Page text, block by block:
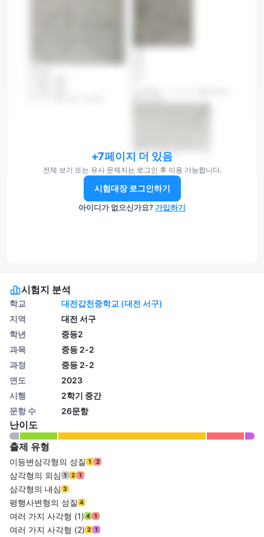
+7페이지 더 있음
전체 보기 또는 유사 문제지는 로그인 후 이용 가능합니다.
시험대장 로그인하기
아이디가 없으신가요?가입하기
시험지 분석
학교
대전갑천중학교 (대전 서구)
지역
대전 서구
학년
중등2
과목
중등 2-2
과정
중등 2-2
연도
2023
시행
2학기 중간
문항 수
26문항
난이도
출제 유형
이등변삼각형의 성질 1 2
삼각형의 외심 1 2 1
삼각형의 내심 3
평행사변형의 성질 4
여러 가지 사각형 (1) 4 1
여러 가지 사각형 (2) 2 1